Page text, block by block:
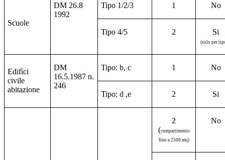
Scuole
DM 26.8
1992
Tipo 1/2/3 1 No
Tipo 4/5 2 Si
(solo per
Edifìci
civile
abitazione
DM
16.5.1987 n.
246
Tipo: b, c 1 No
Tipo: d ,e 2 Si
2
(compartimento
fino a 2500 mq)
No